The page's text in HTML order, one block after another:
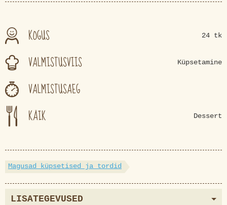
KOGUS 24 tk
VALMISTUSVIIS Küpsetamine
VALMISTUSAEG
KÄIK
Dessert
Magusad küpsetised ja tordid
LISATEGEVUSED